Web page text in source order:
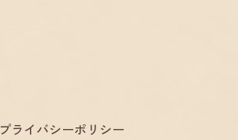
プライバシーポリシー